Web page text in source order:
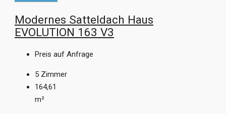
Modernes Satteldach Haus
EVOLUTION 163 V3
Preis auf Anfrage
5 Zimmer
164,61
m²